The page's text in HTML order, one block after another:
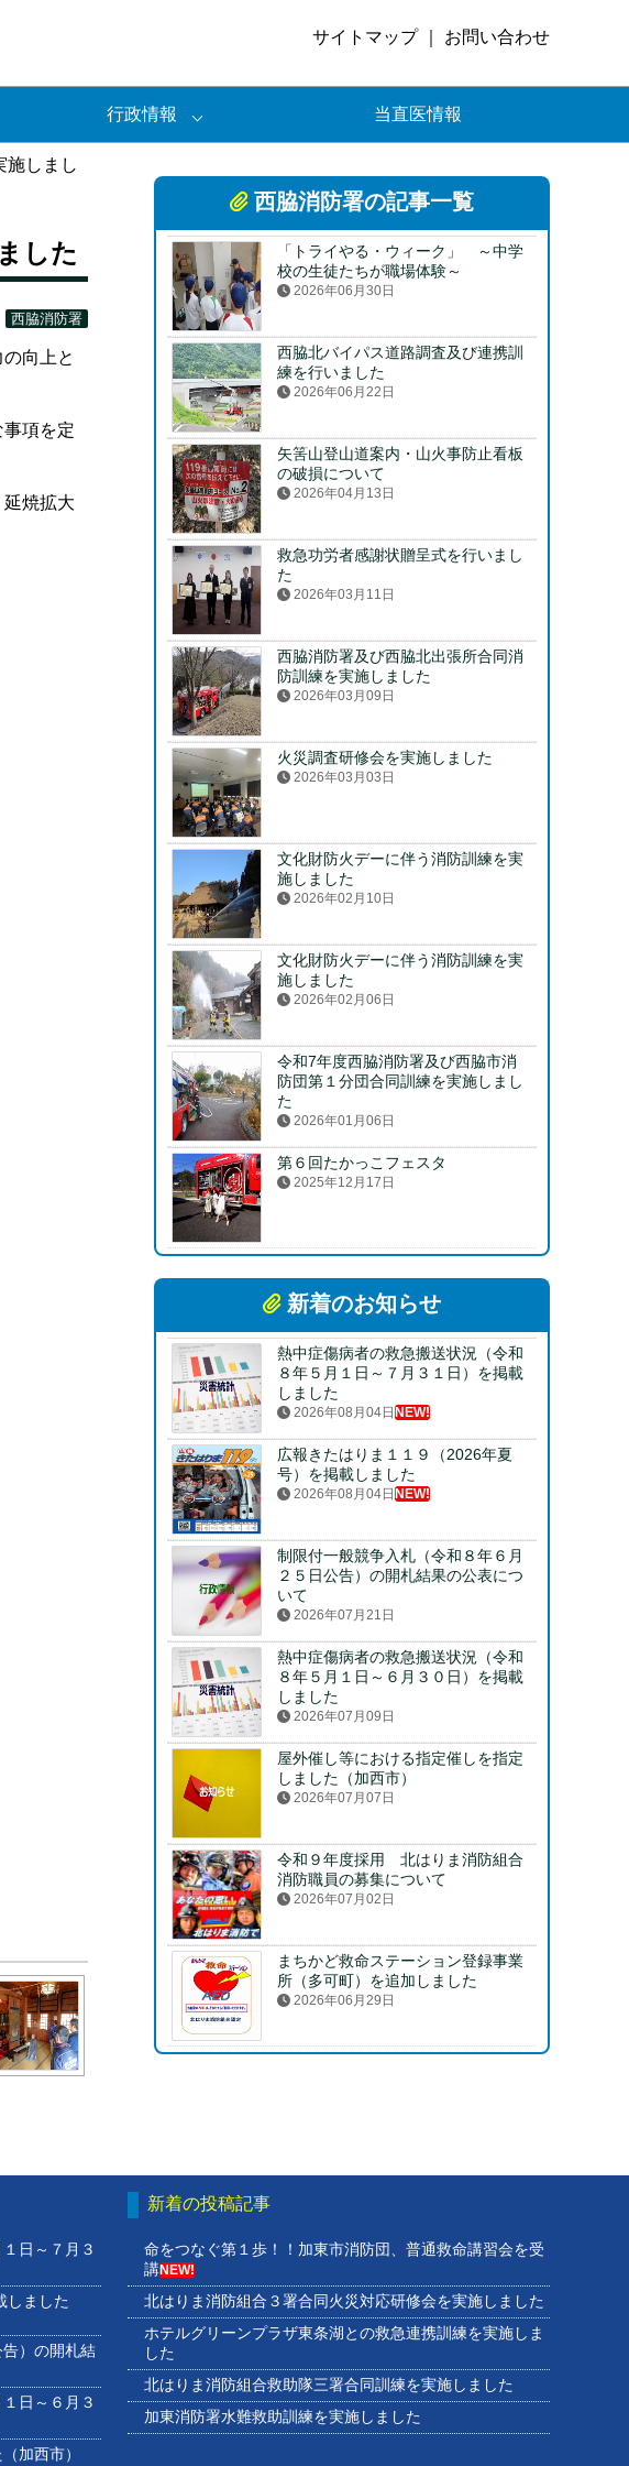
サイトマップ｜ お問い合わせ
行政情報 当直医情報
施しまし
した
西脇消防署
向上と
項を定
焼拡大
西脇消防署の記事一覧
「トライやる・ウィーク」 ～中学
校の生徒たちが職場体験～
2026年06月30日
西脇北バイパス道路調査及び連携訓
練を行いました
2026年06月22日
矢筈山登山道案内・山火事防止看板
の破損について
2026年04月13日
救急功労者感謝状贈呈式を行いまし
た
2026年03月11日
西脇消防署及び西脇北出張所合同消
防訓練を実施しました
2026年03月09日
火災調査研修会を実施しました
2026年03月03日
文化財防火デーに伴う消防訓練を実
施しました
2026年02月10日
文化財防火デーに伴う消防訓練を実
施しました
2026年02月06日
令和7年度西脇消防署及び西脇市消
防団第１分団合同訓練を実施しまし
た
2026年01月06日
第６回たかっこフェスタ
2025年12月17日
新着のお知らせ
熱中症傷病者の救急搬送状況（令和
８年５月１日～７月３１日）を掲載
しました
2026年08月04日 NEW!
広報きたはりま１１９（2026年夏
号）を掲載しました
2026年08月04日 NEW!
制限付一般競争入札（令和８年６月
２５日公告）の開札結果の公表につ
いて
2026年07月21日
熱中症傷病者の救急搬送状況（令和
８年５月１日～６月３０日）を掲載
しました
2026年07月09日
屋外催し等における指定催しを指定
しました（加西市）
2026年07月07日
令和９年度採用 北はりま消防組合
消防職員の募集について
2026年07月02日
まちかど救命ステーション登録事業
所（多可町）を追加しました
2026年06月29日
日～７月３
しました
）の開札結
日～６月３
加西市）
新着の投稿記事
命をつなぐ第１歩！！加東市消防団、普通救命講習会を受
講NEW!
北はりま消防組合３署合同火災対応研修会を実施しました
ホテルグリーンプラザ東条湖との救急連携訓練を実施しま
した
北はりま消防組合救助隊三署合同訓練を実施しました
加東消防署水難救助訓練を実施しました